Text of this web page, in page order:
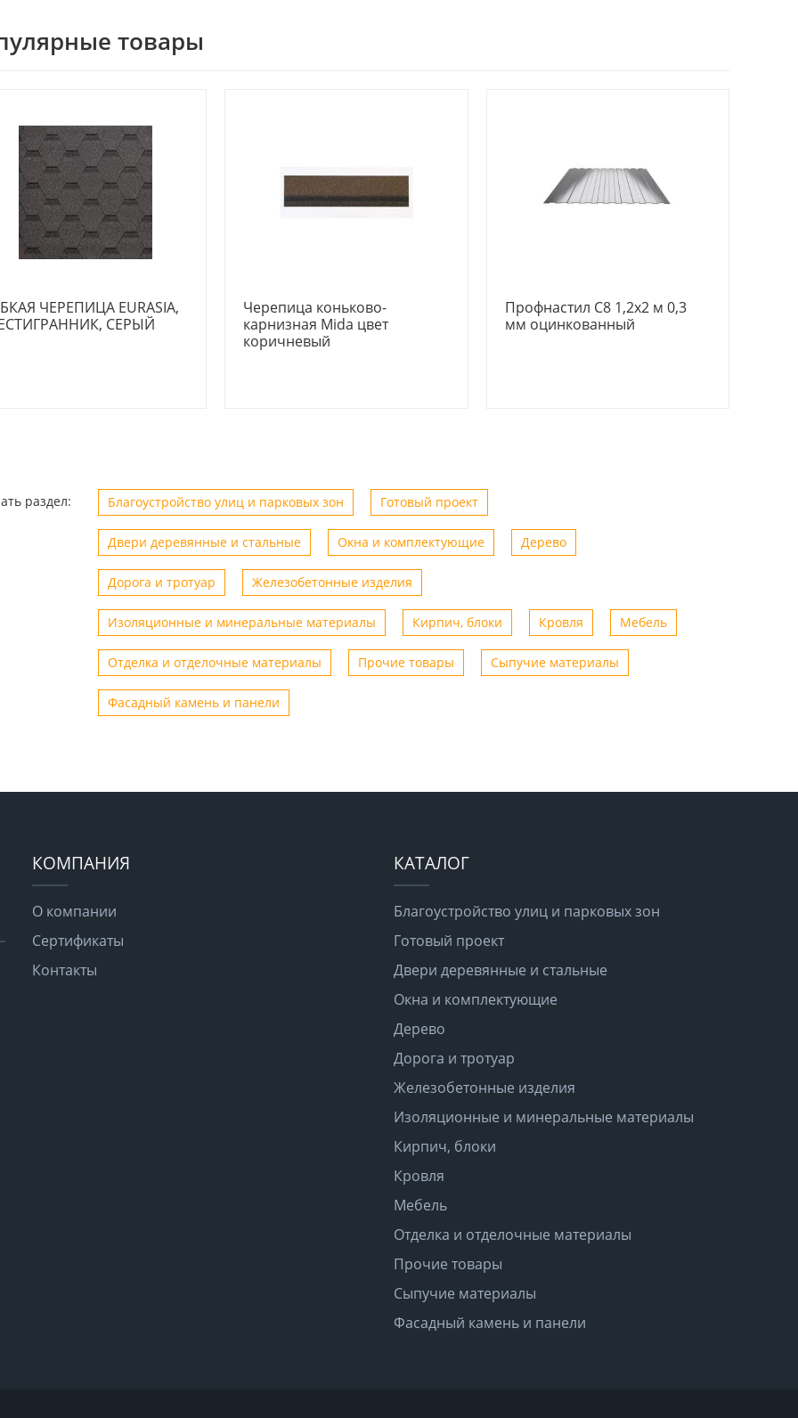
товары
ЧЕРЕПИЦА EURASIA,
СЕРЫЙ
Черепица коньково-
карнизная Mida цвет
коричневый
Профнастил С8 1,2х2 м 0,3
мм оцинкованный
раздел: Благоустройство улиц и парковых зон Готовый проект
Двери деревянные и стальные Окна и комплектующие Дерево
Дорога и тротуар Железобетонные изделия
Изоляционные и минеральные материалы Кирпич, блоки Кровля Мебель
Отделка и отделочные материалы Прочие товары Сыпучие материалы
Фасадный камень и панели
КОМПАНИЯ
О компании
Сертификаты
Контакты
КАТАЛОГ
Благоустройство улиц и парковых зон
Готовый проект
Двери деревянные и стальные
Окна и комплектующие
Дерево
Дорога и тротуар
Железобетонные изделия
Изоляционные и минеральные материалы
Кирпич, блоки
Кровля
Мебель
Отделка и отделочные материалы
Прочие товары
Сыпучие материалы
Фасадный камень и панели